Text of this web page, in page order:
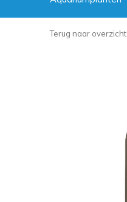
Terug naar overzicht